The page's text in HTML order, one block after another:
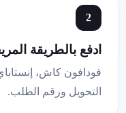
ادفع بالطريقة
فودافون كاش،
التحويل ورقم الطلب.